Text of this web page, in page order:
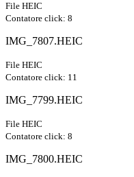
File HEIC
Contatore click: 8
IMG_7807.HEIC
File HEIC
Contatore click: 11
IMG_7799.HEIC
File HEIC
Contatore click: 8
IMG_7800.HEIC